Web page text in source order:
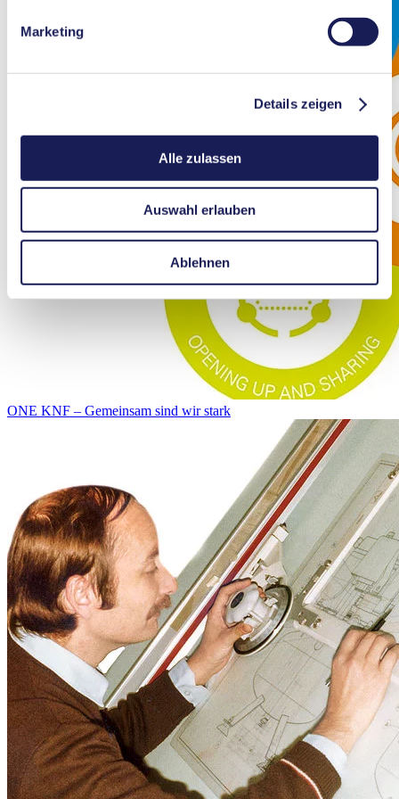
Marketing
Details zeigen
Alle zulassen
Auswahl erlauben
Ablehnen
ONE KNF – Gemeinsam sind wir stark